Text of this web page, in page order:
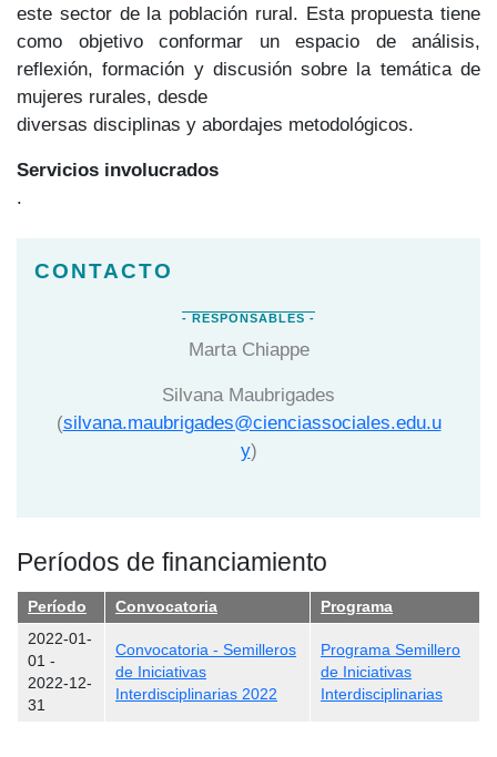
este sector de la población rural. Esta propuesta tiene
como objetivo conformar un espacio de análisis,
reflexión, formación y discusión sobre la temática de
mujeres rurales, desde
diversas disciplinas y abordajes metodológicos.
Servicios involucrados
.
Marta Chiappe
Silvana Maubrigades
(silvana.maubrigades@cienciassociales.edu.u
y)
Períodos de financiamiento
Período Convocatoria
Programa
2022-01-
01 -
2022-12-
31
Convocatoria - Semilleros
de Iniciativas
Interdisciplinarias 2022
Programa Semillero
de Iniciativas
Interdisciplinarias